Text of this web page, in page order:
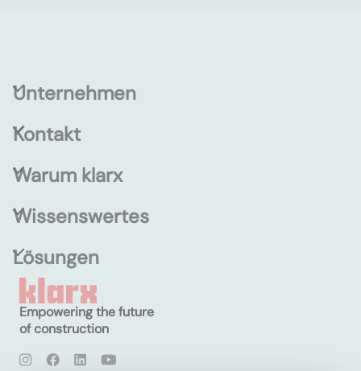
Unternehmen
Kontakt
Warum klarx
Wissenswertes
Lösungen
Empowering the future
of construction